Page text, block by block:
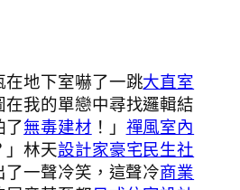
在地下室嚇了一跳大直室
在我的單戀中尋找邏輯結
了無毒建材 ！」 禪風室內
」林天設計家豪宅民生社
了一聲冷笑，這聲冷商業